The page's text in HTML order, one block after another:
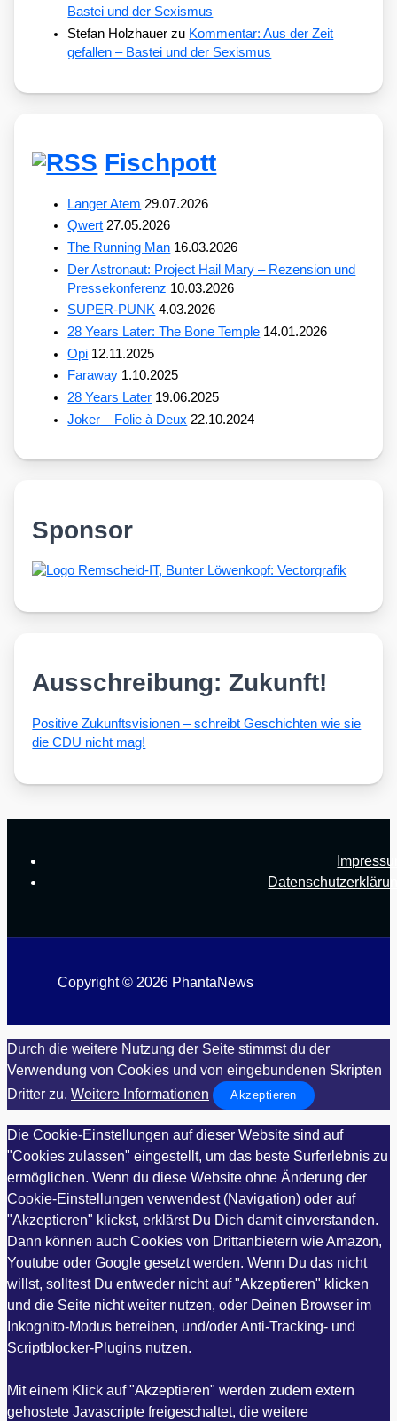
Bastei und der Sexismus
Stefan Holzhauer zu Kommentar: Aus der Zeit
gefallen – Bastei und der Sexismus
Fischpott
Langer Atem 29.07.2026
Qwert 27.05.2026
The Running Man 16.03.2026
Der Astronaut: Project Hail Mary – Rezension und
Pressekonferenz 10.03.2026
SUPER-PUNK 4.03.2026
28 Years Later: The Bone Temple 14.01.2026
Opi 12.11.2025
Faraway 1.10.2025
28 Years Later 19.06.2025
Joker – Folie à Deux 22.10.2024
Sponsor
Ausschreibung: Zukunft!
Posi­ti­ve Zukunfts­vi­sio­nen – schreibt Geschich­ten wie sie
die CDU nicht mag!
Copyright © 2026 PhantaNews
Durch die weitere Nutzung der Seite stimmst du der
Verwendung von Cookies und von eingebundenen Skripten
Dritter zu. Weitere Informationen Akzeptieren
Die Cookie-Einstellungen auf dieser Website sind auf
"Cookies zulassen" eingestellt, um das beste Surferlebnis zu
ermöglichen. Wenn du diese Website ohne Änderung der
Cookie-Einstellungen verwendest (Navigation) oder auf
"Akzeptieren" klickst, erklärst Du Dich damit einverstanden.
Dann können auch Cookies von Drittanbietern wie Amazon,
Youtube oder Google gesetzt werden. Wenn Du das nicht
willst, solltest Du entweder nicht auf "Akzeptieren" klicken
und die Seite nicht weiter nutzen, oder Deinen Browser im
Inkognito-Modus betreiben, und/oder Anti-Tracking- und
Scriptblocker-Plugins nutzen.
Mit einem Klick auf "Akzeptieren" werden zudem extern
gehostete Javascripte freigeschaltet, die weitere